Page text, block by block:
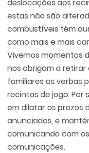
deslocações aos
estas não são
combustíveis têm
como mais e mais
Vivemos momentos
nos obrigam a
familiares as verbas
recintos de jogo. Por
em dilatar os prazos
anunciados, e
comunicando com
comunicações.